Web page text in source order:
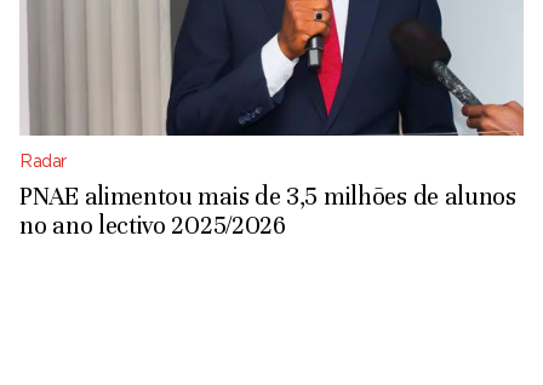
Radar
PNAE alimentou mais de 3,5 milhões de alunos
no ano lectivo 2025/2026